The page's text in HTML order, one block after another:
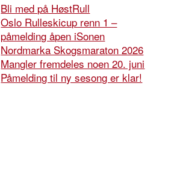
Bli med på HøstRull
Oslo Rulleskicup renn 1 –
påmelding åpen iSonen
Nordmarka Skogsmaraton 2026
Mangler fremdeles noen 20. juni
Påmelding til ny sesong er klar!